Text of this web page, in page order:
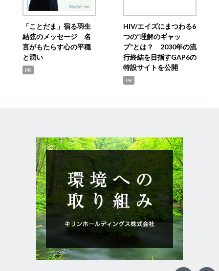
「ことだま」宿る羽生
結弦のメッセージ 名
言がもたらす心の平穏
と潤い
PR
HIV/エイズにまつわる6
つの“理解のギャッ
プ”とは？ 2030年の流
行終結を目指すGAP6の
特設サイトを公開
PR